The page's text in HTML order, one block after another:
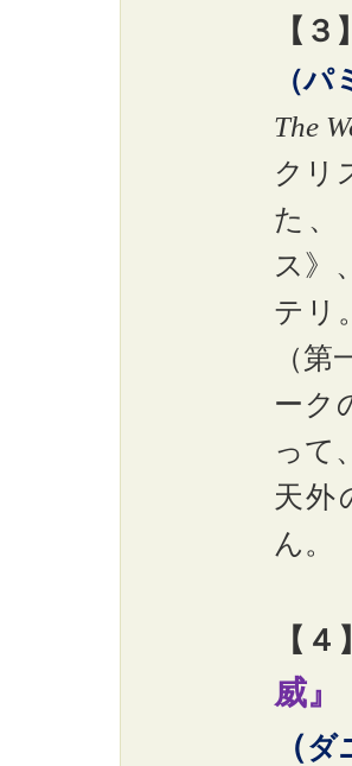
【３
（
The
クリ
た、
ス》
テリ
（
ーク
って
天外
ん。
【４
威』
（ダ